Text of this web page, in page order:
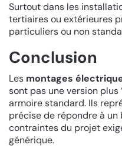
Surtout dans les
tertiaires ou extérieures
particuliers ou non
Conclusion
Les montages
sont pas une version plus
armoire standard. Ils
précise de répondre à un
contraintes du projet
générique.